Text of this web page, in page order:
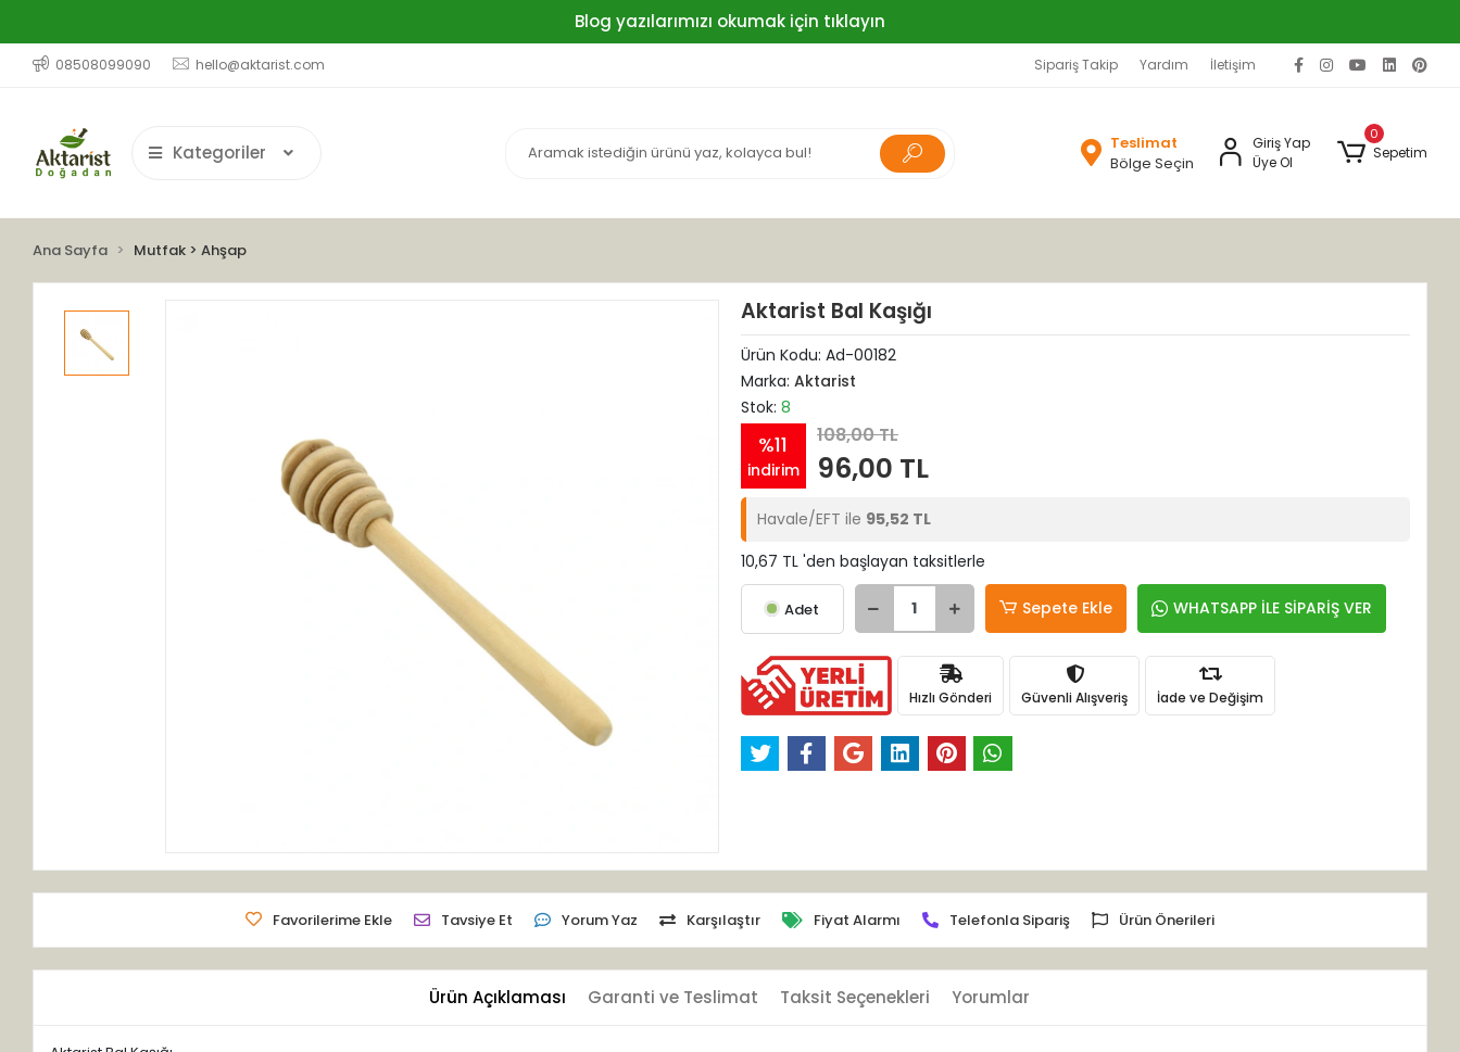
Blog yazılarımızı okumak için tıklayın
08508099090 hello@aktarist.com Sipariş Takip Yardım İletişim
Kategoriler
Teslimat
Bölge Seçin
Giriş Yap
Üye Ol
0
Sepetim
Ana Sayfa Mutfak > Ahşap
Aktarist Bal Kaşığı
Ürün Kodu: Ad-00182
Marka: Aktarist
Stok: 8
%11
indirim
108,00 TL
96,00 TL
Havale/EFT ile 95,52 TL
10,67 TL 'den başlayan taksitlerle
Adet Sepete Ekle WHATSAPP İLE SİPARİŞ VER
Hızlı Gönderi Güvenli Alışveriş İade ve Değişim
Favorilerime Ekle Tavsiye Et Yorum Yaz Karşılaştır Fiyat Alarmı Telefonla Sipariş Ürün Önerileri
Ürün Açıklaması Garanti ve Teslimat Taksit Seçenekleri Yorumlar